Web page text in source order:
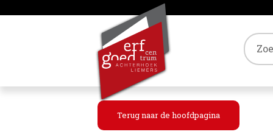
Terug naar de hoofdpagina